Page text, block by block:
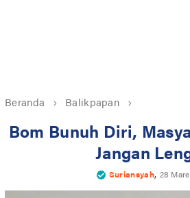
Beranda Balikpapan
Bom Bunuh Diri,
Jangan
Suriansyah, 28